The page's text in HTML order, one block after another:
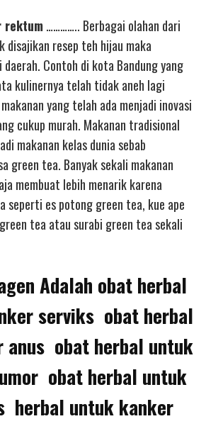
rektum ………….. Berbagai olahan dari
disajikan resep teh hijau maka
Contoh di kota Bandung yang
kulinernya telah tidak aneh lagi
yang telah ada menjadi inovasi
cukup murah. Makanan tradisional
makanan kelas dunia sebab
green tea. Banyak sekali makanan
membuat lebih menarik karena
seperti es potong green tea, kue ape
tea atau surabi green tea sekali
Adalah obat herbal
serviks obat herbal
anus obat herbal untuk
obat herbal untuk
herbal untuk kanker